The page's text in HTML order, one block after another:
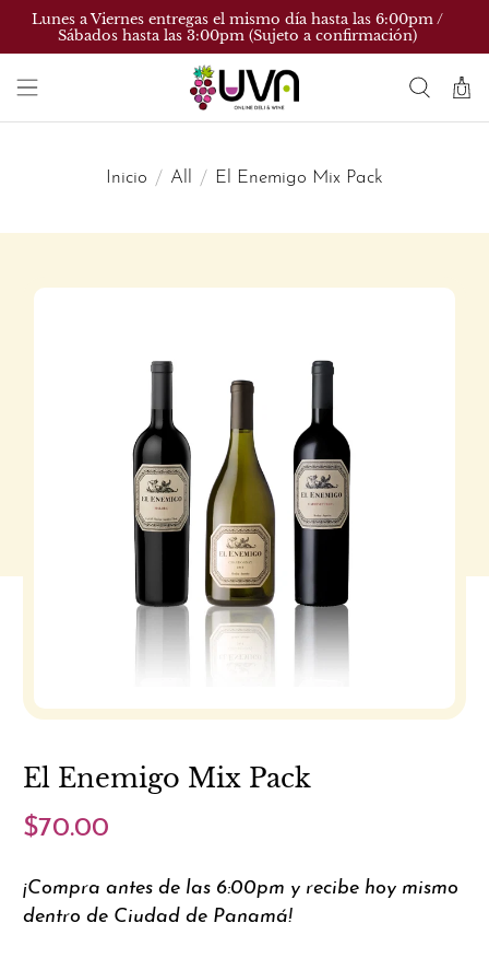
Lunes a Viernes entregas el mismo día hasta las 6:00pm /
Sábados hasta las 3:00pm (Sujeto a confirmación)
Inicio All El Enemigo Mix Pack
El Enemigo Mix Pack
$70.00
¡Compra antes de las 6:00pm y recibe hoy mismo
dentro de Ciudad de Panamá!